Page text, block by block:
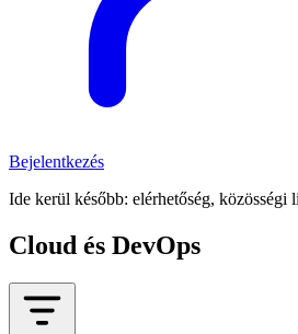
Bejelentkezés
Ide kerül később: elérhetőség, közösségi
Cloud és DevOps